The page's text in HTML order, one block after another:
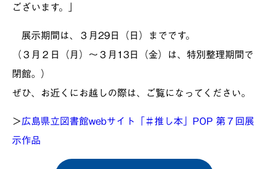
ございます。」
展示期間は、３月29日（日）までです。
（３月２日（月）～３月13日（金）は、特別整理期間で
閉館。）
ぜひ、お近くにお越しの際は、ご覧になってください。
＞広島県立図書館webサイト「＃推し本」POP 第７回展
示作品